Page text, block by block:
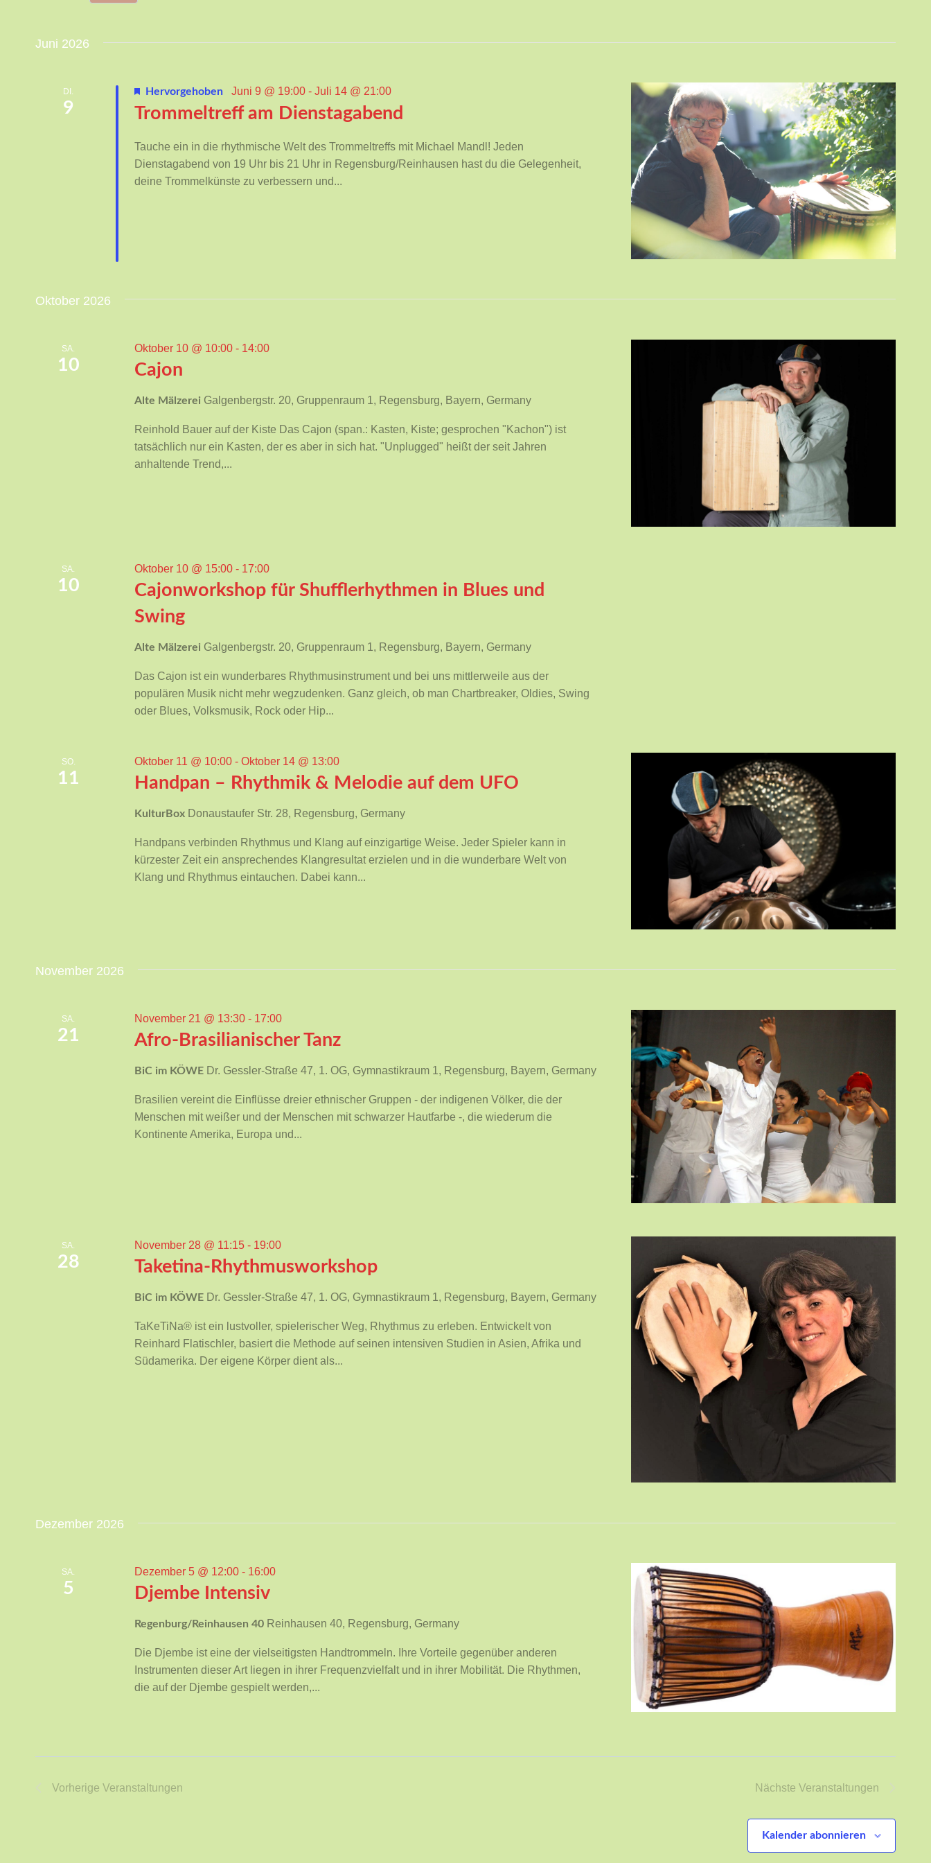
Ansichten,
Navigation
Schlüsselwort.
Juni 2026
DI.
9 Trommeltreff am Dienstagabend
Hervorgehoben Juni 9 @ 19:00 -Juli 14 @ 21:00
Tauche ein in die rhythmische Welt des Trommeltreffs mit Michael Mandl! Jeden
Dienstagabend von 19 Uhr bis 21 Uhr in Regensburg/Reinhausen hast du die Gelegenheit,
deine Trommelkünste zu verbessern und...
Oktober 2026
SA.
10 Cajon
Oktober 10 @ 10:00 - 14:00
Alte Mälzerei Galgenbergstr. 20, Gruppenraum 1, Regensburg, Bayern, Germany
Reinhold Bauer auf der Kiste Das Cajon (span.: Kasten, Kiste; gesprochen "Kachon") ist
tatsächlich nur ein Kasten, der es aber in sich hat. "Unplugged" heißt der seit Jahren
anhaltende Trend,...
SA.
10
Cajonworkshop für Shufflerhythmen in Blues und
Swing
Oktober 10 @ 15:00 - 17:00
Alte Mälzerei Galgenbergstr. 20, Gruppenraum 1, Regensburg, Bayern, Germany
Das Cajon ist ein wunderbares Rhythmusinstrument und bei uns mittlerweile aus der
populären Musik nicht mehr wegzudenken. Ganz gleich, ob man Chartbreaker, Oldies, Swing
oder Blues, Volksmusik, Rock oder Hip...
SO.
11 Handpan – Rhythmik & Melodie auf dem UFO
Oktober 11 @ 10:00 -Oktober 14 @ 13:00
KulturBox Donaustaufer Str. 28, Regensburg, Germany
Handpans verbinden Rhythmus und Klang auf einzigartige Weise. Jeder Spieler kann in
kürzester Zeit ein ansprechendes Klangresultat erzielen und in die wunderbare Welt von
Klang und Rhythmus eintauchen. Dabei kann...
November 2026
SA.
21 Afro-Brasilianischer Tanz
November 21 @ 13:30 - 17:00
BiC im KÖWE Dr. Gessler-Straße 47, 1. OG, Gymnastikraum 1, Regensburg, Bayern, Germany
Brasilien vereint die Einflüsse dreier ethnischer Gruppen - der indigenen Völker, die der
Menschen mit weißer und der Menschen mit schwarzer Hautfarbe -, die wiederum die
Kontinente Amerika, Europa und...
SA.
28 Taketina-Rhythmusworkshop
November 28 @ 11:15 - 19:00
BiC im KÖWE Dr. Gessler-Straße 47, 1. OG, Gymnastikraum 1, Regensburg, Bayern, Germany
TaKeTiNa® ist ein lustvoller, spielerischer Weg, Rhythmus zu erleben. Entwickelt von
Reinhard Flatischler, basiert die Methode auf seinen intensiven Studien in Asien, Afrika und
Südamerika. Der eigene Körper dient als...
Dezember 2026
SA.
5 Djembe Intensiv
Dezember 5 @ 12:00 - 16:00
Regenburg/Reinhausen 40 Reinhausen 40, Regensburg, Germany
Die Djembe ist eine der vielseitigsten Handtrommeln. Ihre Vorteile gegenüber anderen
Instrumenten dieser Art liegen in ihrer Frequenzvielfalt und in ihrer Mobilität. Die Rhythmen,
die auf der Djembe gespielt werden,...
Vorherige Veranstaltungen Nächste Veranstaltungen
Kalender abonnieren